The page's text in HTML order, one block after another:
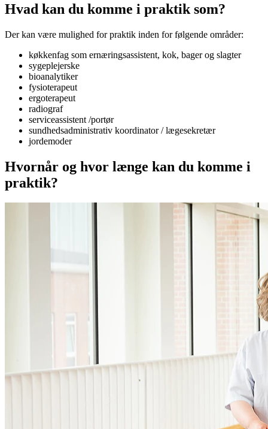
Hvad kan du komme i praktik som?
Der kan være mulighed for praktik inden for følgende områder:
køkkenfag som ernæringsassistent, kok, bager og slagter
sygeplejerske
bioanalytiker
fysioterapeut
ergoterapeut
radiograf
serviceassistent /portør
sundhedsadministrativ koordinator / lægesekretær
jordemoder
Hvornår og hvor længe kan du komme i
praktik?